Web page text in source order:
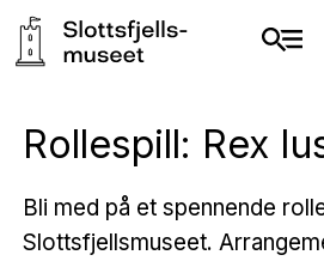
Rollespill: Rex
Bli med på et spennende
Slottsfjellsmuseet.